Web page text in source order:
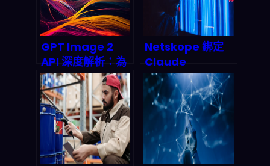
GPT Image 2
API 深度解析：為
何多語言影像生成
將在2026顛覆全
球電商行銷與內容
創作產業鏈？
Netskope 綁定
Claude
Compliance
API：2026 企業
AI 安全合規的臨界
點正在崩解傳統認
知